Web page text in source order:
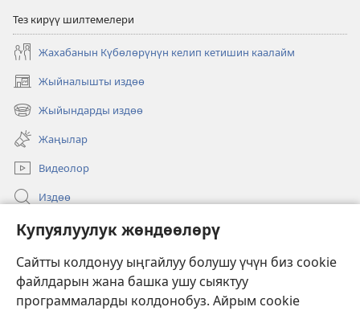
Купуялуулук жөндөөлөрү
Сайтты колдонуу ыңгайлуу болушу үчүн биз cookie
файлдарын жана башка ушу сыяктуу
программаларды колдонобуз. Айрым cookie
Тез кирүү шилтемелери
Жахабанын Күбөлөрүнүн келип кетишин каалайм
Жыйналышты издөө
(жаңы
терезе
ачат)
Жыйындарды издөө
(жаңы
терезе
ачат)
Жаңылар
Видеолор
Издөө
Бийлик өкүлдөрү үчүн маалымат
Тартуулар
(жаңы